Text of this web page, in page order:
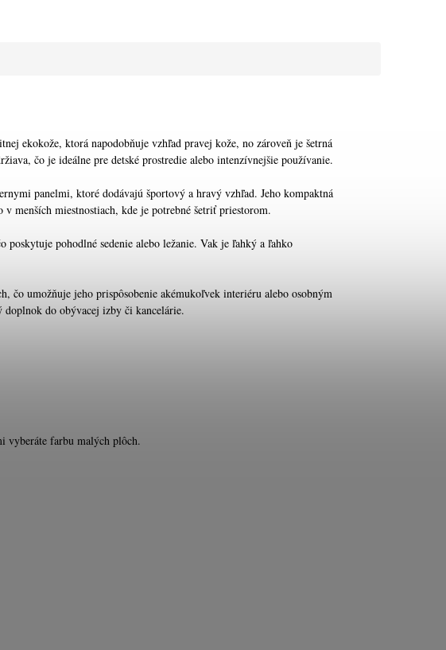
ekokože, ktorá napodobňuje vzhľad pravej kože, no zároveň je šetrná
čo je ideálne pre detské prostredie alebo intenzívnejšie používanie.
panelmi, ktoré dodávajú športový a hravý vzhľad. Jeho kompaktná
menších miestnostiach, kde je potrebné šetriť priestorom.
pohodlné sedenie alebo ležanie. Vak je ľahký a ľahko
čo umožňuje jeho prispôsobenie akémukoľvek interiéru alebo osobným
doplnok do obývacej izby či kancelárie.
vyberáte farbu malých plôch.